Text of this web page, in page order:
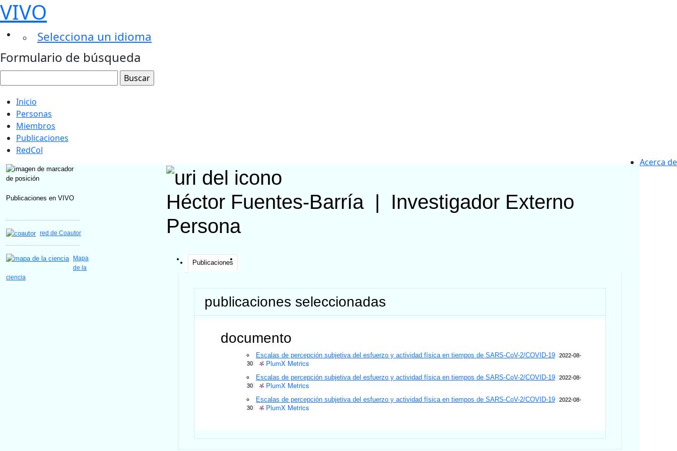
VIVO
Selecciona un idioma
Formulario de búsqueda
Inicio
Personas
Miembros
Publicaciones
RedCol
Acerca de
Publicaciones en VIVO
red de Coautor
Mapa
de la
ciencia
Héctor Fuentes-Barría
Investigador Externo
Persona
Publicaciones
publicaciones seleccionadas
documento
Escalas de percepción subjetiva del esfuerzo y actividad física en tiempos de SARS-CoV-2/COVID-19
2022-08-
30
PlumX Metrics
Escalas de percepción subjetiva del esfuerzo y actividad física en tiempos de SARS-CoV-2/COVID-19
2022-08-
30
PlumX Metrics
Escalas de percepción subjetiva del esfuerzo y actividad física en tiempos de SARS-CoV-2/COVID-19
2022-08-
30
PlumX Metrics